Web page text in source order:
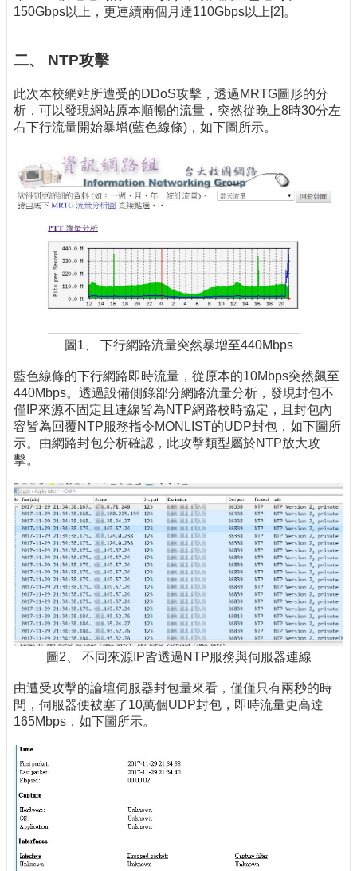
我
出
刊
物
服
務
產
業
專
欄
150Gbps以上，更連續兩個月達110Gbps以上[2]。
二、 NTP攻擊
此次本校網站所遭受的DDoS攻擊，透過MRTG圖形的分
析，可以發現網站原本順暢的流量，突然從晚上8時30分左
右下行流量開始暴增(藍色線條)，如下圖所示。
圖1、 下行網路流量突然暴增至440Mbps
藍色線條的下行網路即時流量，從原本的10Mbps突然飆至
440Mbps。透過設備側錄部分網路流量分析，發現封包不
僅IP來源不固定且連線皆為NTP網路校時協定，且封包內
容皆為回覆NTP服務指令MONLIST的UDP封包，如下圖所
示。由網路封包分析確認，此攻擊類型屬於NTP放大攻
擊。
圖2、 不同來源IP皆透過NTP服務與伺服器連線
由遭受攻擊的論壇伺服器封包量來看，僅僅只有兩秒的時
間，伺服器便被塞了10萬個UDP封包，即時流量更高達
165Mbps，如下圖所示。